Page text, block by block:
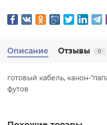
Описание Отзывы 0
готовый кабель, канон-
футов